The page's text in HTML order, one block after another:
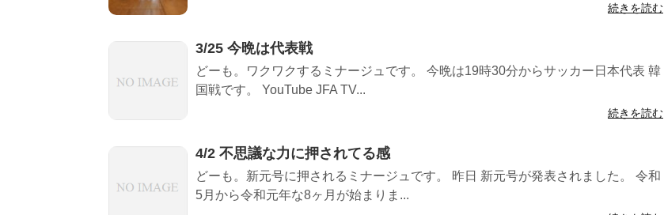
続きを読む
3/25 今晩は代表戦
どーも。ワクワクするミナージュです。 今晩は19時30分からサッカー日本代表 韓
国戦です。 YouTube JFA TV...
続きを読む
4/2 不思議な力に押されてる感
どーも。新元号に押されるミナージュです。 昨日 新元号が発表されました。 令和
5月から令和元年な8ヶ月が始まりま...